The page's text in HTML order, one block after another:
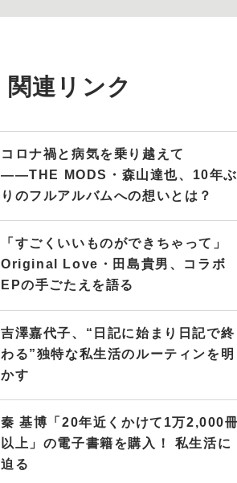
関連リンク
コロナ禍と病気を乗り越えて
――THE MODS・森山達也、10年ぶ
りのフルアルバムへの想いとは？
「すごくいいものができちゃって」
Original Love・田島貴男、コラボ
EPの手ごたえを語る
吉澤嘉代子、“日記に始まり日記で終
わる”独特な私生活のルーティンを明
かす
秦 基博「20年近くかけて1万2,000
以上」の電子書籍を購入！ 私生活に
迫る